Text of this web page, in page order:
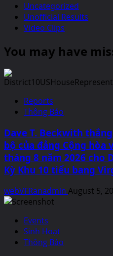
Uncategorized
Unofficial Results
Video Clips
You may have
Reports
Thông Báo
Dave T. Beckwith
bộ của đảng Cộng hòa
tháng 8 năm 2026 cho
Kỳ Khu 10 tiểu bang
webVFRanadmin August 5,
Events
Sinh Hoạt
Thông Báo